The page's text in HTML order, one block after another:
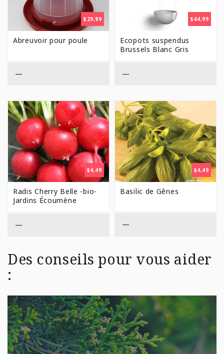
$ 29,99
Abreuvoir pour poule
—
$ 64,99
Ecopots suspendus
Brussels Blanc Gris
—
$4,49
Radis Cherry Belle -bio-
Jardins Écoumène
—
$4,49
Basilic de Gênes
—
Des conseils pour vous aider
: